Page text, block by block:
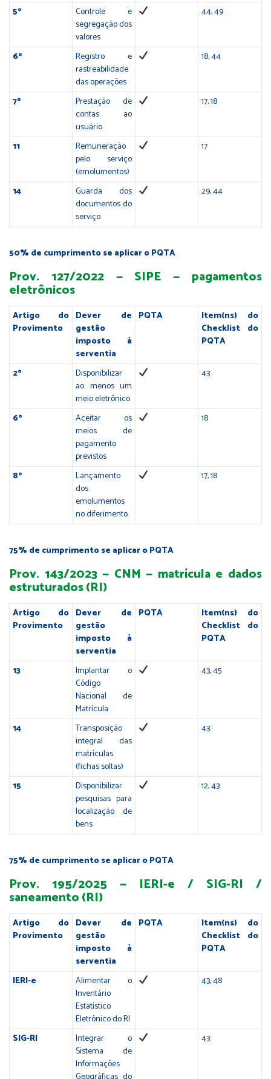
5º
Controle e
segregação dos
valores
44, 49
6º
Registro e
rastreabilidade
das operações
18, 44
7º
Prestação de
contas ao
usuário
17, 18
11
Remuneração
pelo serviço
(emolumentos)
17
14
Guarda dos
documentos do
serviço
29, 44
50% de cumprimento se aplicar o PQTA
Prov. 127/2022 — SIPE — pagamentos
eletrônicos
Artigo do
Provimento
Dever de
gestão
imposto à
serventia
PQTA
Item(ns) do
Checklist do
PQTA
2º
Disponibilizar
ao menos um
meio eletrônico
43
6º
Aceitar os
meios de
pagamento
previstos
18
8º
Lançamento
dos
emolumentos
no diferimento
17, 18
75% de cumprimento se aplicar o PQTA
Prov. 143/2023 — CNM — matrícula e dados
estruturados (RI)
Artigo do
Provimento
Dever de
gestão
imposto à
serventia
PQTA
Item(ns) do
Checklist do
PQTA
13
Implantar o
Código
Nacional de
Matrícula
43, 45
14
Transposição
integral das
matrículas
(fichas soltas)
43
15
Disponibilizar
pesquisas para
localização de
bens
12, 43
75% de cumprimento se aplicar o PQTA
Prov. 195/2025 — IERI-e / SIG-RI /
saneamento (RI)
Artigo do
Provimento
Dever de
gestão
imposto à
serventia
PQTA
Item(ns) do
Checklist do
PQTA
IERI-e
Alimentar o
Inventário
Estatístico
Eletrônico do RI
43, 48
SIG-RI
Integrar o
Sistema de
Informações
43